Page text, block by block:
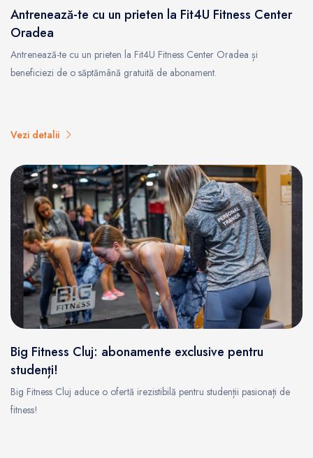
Antrenează-te cu un prieten la Fit4U Fitness Center
Oradea
Antrenează-te cu un prieten la Fit4U Fitness Center Oradea și
beneficiezi de o săptămână gratuită de abonament.
Vezi detalii
Big Fitness Cluj: abonamente exclusive pentru
studenți!
Big Fitness Cluj aduce o ofertă irezistibilă pentru studenții pasionați de
fitness!